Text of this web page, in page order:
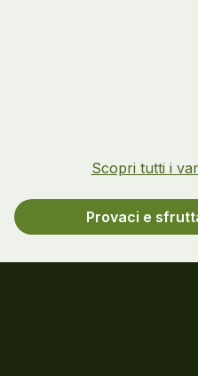
Scopri tutti i
Provaci e